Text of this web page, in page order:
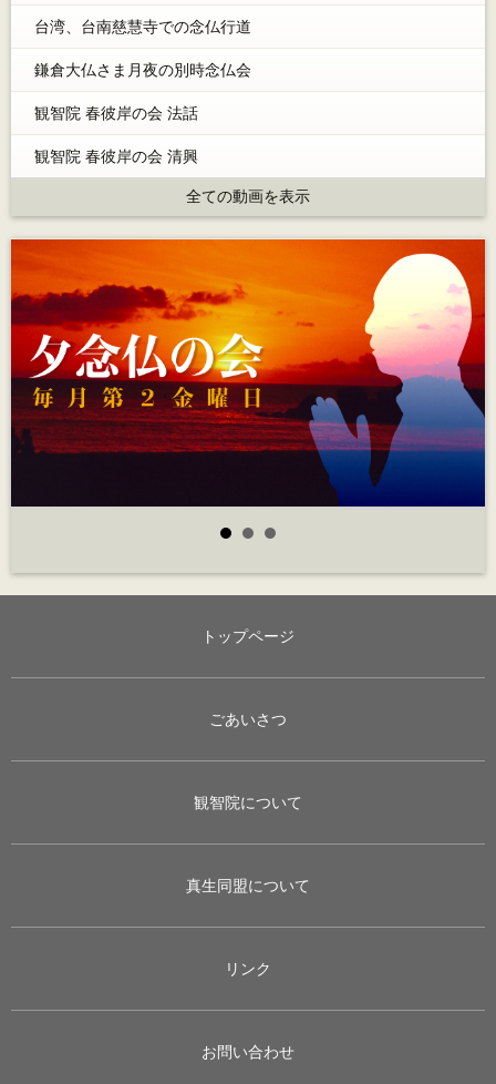
台湾、台南慈慧寺での念仏行道
鎌倉大仏さま月夜の別時念仏会
観智院 春彼岸の会 法話
観智院 春彼岸の会 清興
全ての動画を表示
トップページ
ごあいさつ
観智院について
真生同盟について
リンク
お問い合わせ